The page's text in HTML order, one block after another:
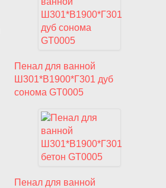
Пенал для ванной
Ш301*В1900*Г301 дуб
сонома GT0005
Пенал для ванной